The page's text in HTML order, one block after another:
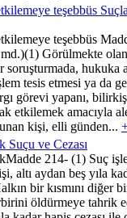
teşebbüs
teşebbüs
Görülmekte
soruşturmada, hukuka
tesis etmesi ya da
görevi yapanı,
etkilemek amacıyla
kişi, elli günden...
Suçu ve Cezası
214- (1) Suç
altı aydan beş yıla
bir kısmını diğer
öldürmeye tahrik